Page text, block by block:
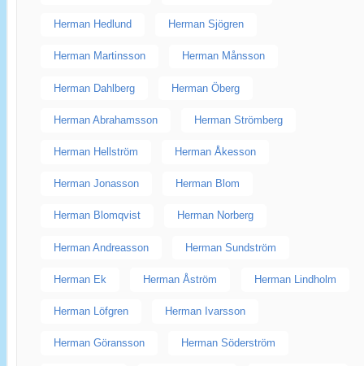
Herman Hedlund Herman Sjögren
Herman Martinsson Herman Månsson
Herman Dahlberg Herman Öberg
Herman Abrahamsson Herman Strömberg
Herman Hellström Herman Åkesson
Herman Jonasson Herman Blom
Herman Blomqvist Herman Norberg
Herman Andreasson Herman Sundström
Herman Ek Herman Åström Herman Lindholm
Herman Löfgren Herman Ivarsson
Herman Göransson Herman Söderström